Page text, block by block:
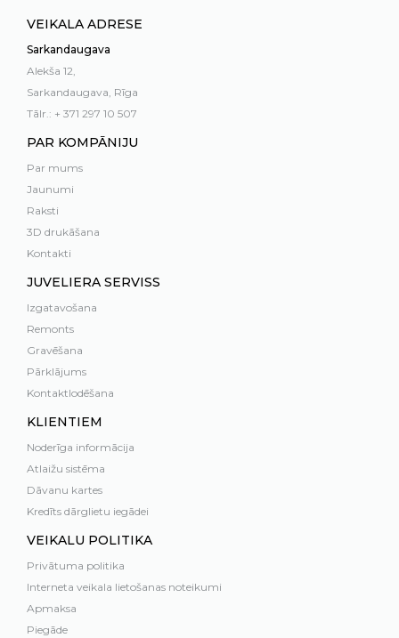
VEIKALA ADRESE
Sarkandaugava
Alekša 12,
Sarkandaugava, Rīga
Tālr.: + 371 297 10 507
PAR KOMPĀNIJU
Par mums
Jaunumi
Raksti
3D drukāšana
Kontakti
JUVELIERA SERVISS
Izgatavošana
Remonts
Gravēšana
Pārklājums
Kontaktlodēšana
KLIENTIEM
Noderīga informācija
Atlaižu sistēma
Dāvanu kartes
Kredīts dārglietu iegādei
VEIKALU POLITIKA
Privātuma politika
Interneta veikala lietošanas noteikumi
Apmaksa
Piegāde